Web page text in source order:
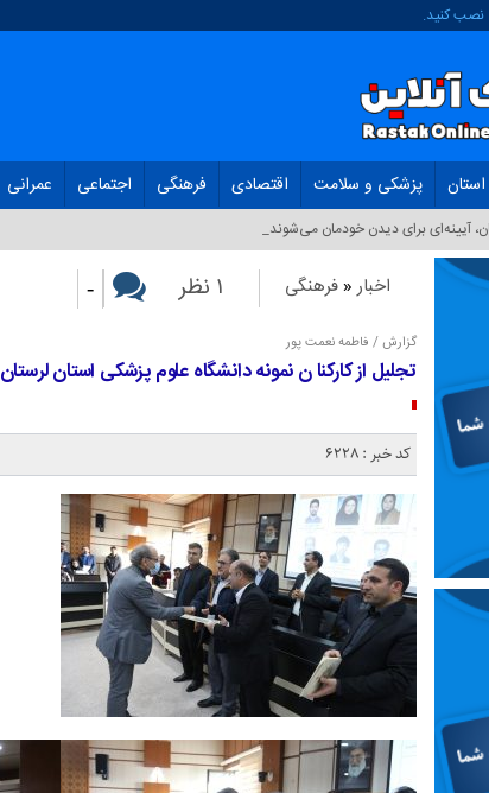
نصب کنید.
استان پزشکی و سلامت اقتصادی فرهنگی اجتماعی عمرانی
آیینه‌ای برای دیدن خودمان می‌شوند_
اخبار «فرهنگی ۱ نظر -
گزارش / فاطمه نعمت پور
تجلیل از کارکنا ن نمونه دانشگاه علوم پزشکی استان لرستان
کد خبر : 6228